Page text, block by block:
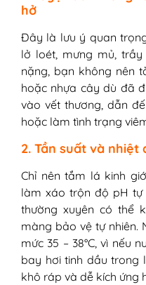
hở
Đây là lưu ý quan
lở loét, mưng mủ,
nặng, bạn không nên
hoặc nhựa cây dù đã
vào vết thương, dẫn
hoặc làm tình trạng
2. Tần suất và nhiệt
Chỉ nên tắm lá kinh
làm xáo trộn độ pH tự
thường xuyên có thể
màng bảo vệ tự nhiên.
mức 35 – 38°C, vì nếu
bay hơi tinh dầu trong
khô ráp và dễ kích ứng